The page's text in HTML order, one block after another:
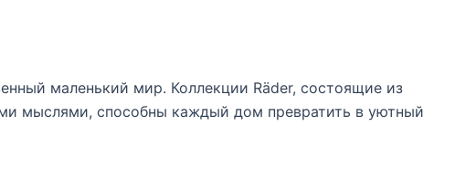
маленький мир. Коллекции Räder, состоящие из
мыслями, способны каждый дом превратить в уютный